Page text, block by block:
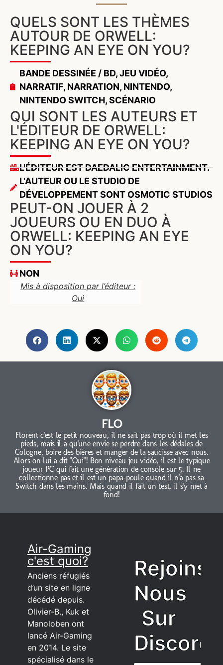
QUELS SONT LES THÈMES
AUTOUR DE ORWELL:
KEEPING AN EYE ON YOU?
BANDE DESSINÉE / BD,JEU VIDÉO,
NARRATIF, NARRATION, NINTENDO,
NINTENDO SWITCH,SCÉNARIO
QUI SONT LES AUTEURS ET
L'ÉDITEUR DE ORWELL:
KEEPING AN EYE ON YOU?
L'ÉDITEUR EST DAEDALIC ENTERTAINMENT.
L'AUTEUR OU LE STUDIO DE
DÉVELOPPEMENT SONT OSMOTIC STUDIOS
PEUT-ON JOUER À 2
JOUEURS OU EN DUO À
ORWELL: KEEPING AN EYE
ON YOU?
NON
Mis à disposition par l’éditeur :
Oui
FLO
Florent c'est le petit nouveau, il ne sait pas trop où il met les
pieds, mais il a qu'une envie se perdre dans les dédales de
Cologne, boire des bières et manger de la saucisse avec nous.
Alors on lui a dit "Oui"! Bon niveau jeu vidéo, il est le typique
joueur PC qui fait une génération de console sur 5. Il ne
collectionne pas et il est un papa-poule quand il n'a pas sa
Switch dans les mains. Mais quand il fait un test, il s'y met à
fond!
Air-Gaming
c'est quoi?
Anciens réfugiés
d’un site en ligne
décédé depuis.
Olivier-B., Kuk et
Manoloben ont
lancé Air-Gaming
en 2014. Le site
spécialisé dans le
Rejoins
Nous
Sur
Discord